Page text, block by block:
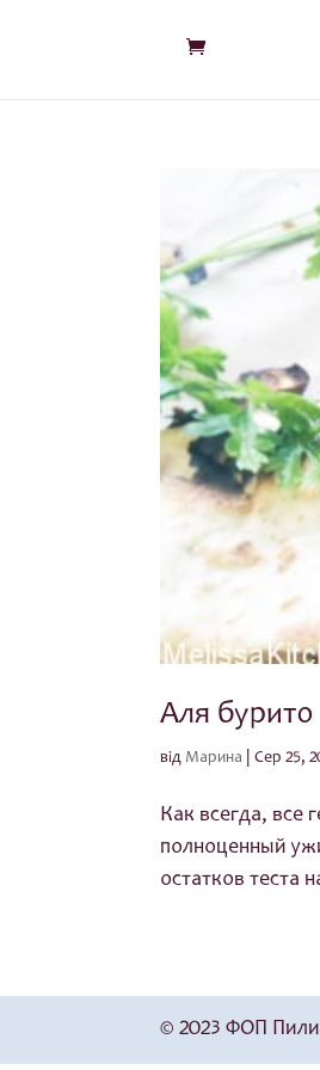
Аля бурито
від Марина |Сер 25,
Как всегда, все
полноценный
остатков теста
© 2023 ФОП